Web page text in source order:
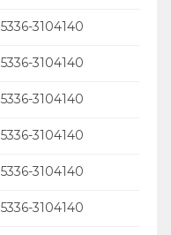
5336-3104140
5336-3104140
5336-3104140
5336-3104140
5336-3104140
5336-3104140